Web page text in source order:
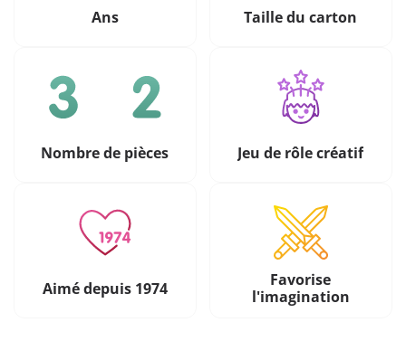
Ans Taille du carton
Nombre de pièces Jeu de rôle créatif
Aimé depuis 1974
Favorise
l'imagination